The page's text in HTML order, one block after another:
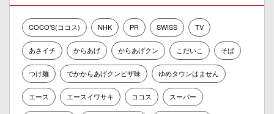
COCO'S(ココス) NHK PR SWISS TV
あさイチ からあげ からあげクン こだいこ そば
つけ麺 でかからあげクンピザ味 ゆめタウンはません
エース エースイワサキ ココス スーパー